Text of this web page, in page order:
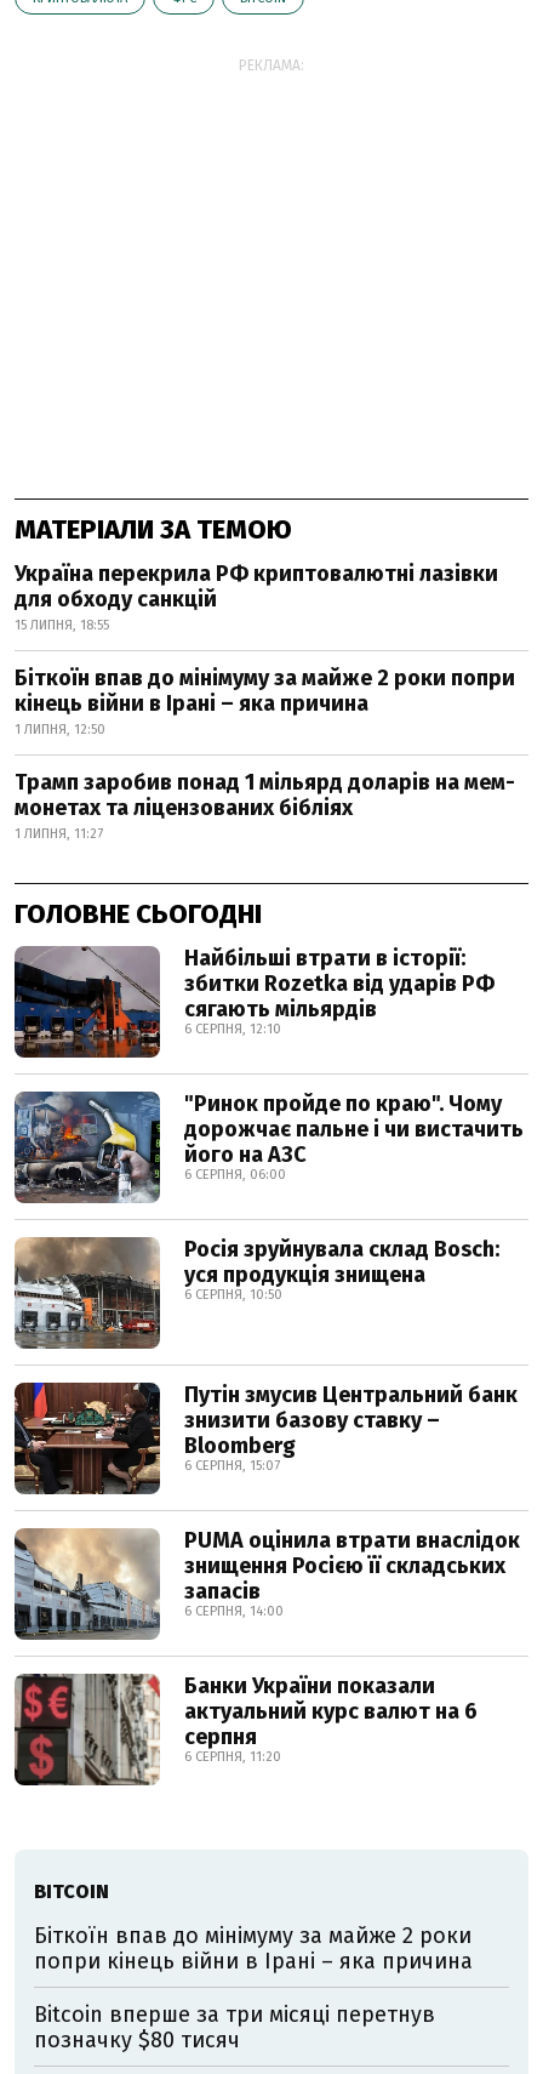
РЕКЛАМА:
МАТЕРІАЛИ ЗА ТЕМОЮ
Україна перекрила РФ криптовалютні лазівки
для обходу санкцій
15 ЛИПНЯ, 18:55
Біткоїн впав до мінімуму за майже 2 роки попри
кінець війни в Ірані – яка причина
1 ЛИПНЯ, 12:50
Трамп заробив понад 1 мільярд доларів на мем-
монетах та ліцензованих бібліях
1 ЛИПНЯ, 11:27
ГОЛОВНЕ СЬОГОДНІ
Найбільші втрати в історії:
збитки Rozetka від ударів РФ
сягають мільярдів
6 СЕРПНЯ, 12:10
"Ринок пройде по краю". Чому
дорожчає пальне і чи вистачить
його на АЗС
6 СЕРПНЯ, 06:00
Росія зруйнувала склад Bosch:
уся продукція знищена
6 СЕРПНЯ, 10:50
Путін змусив Центральний банк
знизити базову ставку –
Bloomberg
6 СЕРПНЯ, 15:07
PUMA оцінила втрати внаслідок
знищення Росією її складських
запасів
6 СЕРПНЯ, 14:00
Банки України показали
актуальний курс валют на 6
серпня
6 СЕРПНЯ, 11:20
BITCOIN
Біткоїн впав до мінімуму за майже 2 роки
попри кінець війни в Ірані – яка причина
Bitcoin вперше за три місяці перетнув
позначку $80 тисяч